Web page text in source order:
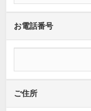
お電話番号
ご住所